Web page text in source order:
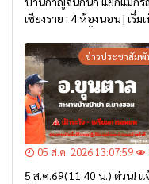
เชียงราย : 4 ห้องนอน | เริ่ม
ข่าวประชาสัมพั
05 ส.ค. 2026 13:07:59
5 ส.ค.69(11.40 น.) ด่วน! แ